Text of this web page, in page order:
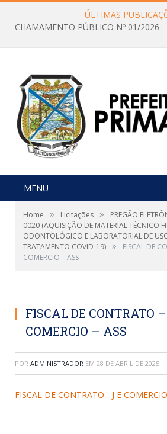
ÚLTIMAS
MENU
Home » Licitações »
PREGÃO
0020 (AQUISIÇÃO DE MATERIAL TÉCNICO
ODONTOLÓGICO E LABORATORIAL DE
TRATAMENTO COVID-19) »
FISCAL DE
COMERCIO – ASS
FISCAL DE CONTRATO
COMERCIO – ASS
POR ADMINISTRADOR EM 28 DE ABRIL DE 2025
FISCAL DE CONTRATO - J E